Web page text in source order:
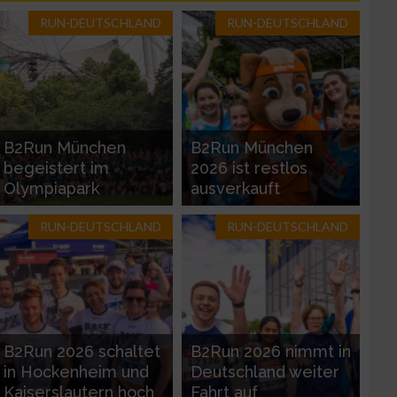
RUN-DEUTSCHLAND
B2Run München
begeistert im
Olympiapark
RUN-DEUTSCHLAND
B2Run München
2026 ist restlos
ausverkauft
RUN-DEUTSCHLAND
B2Run 2026 schaltet
in Hockenheim und
Kaiserslautern hoch
RUN-DEUTSCHLAND
B2Run 2026 nimmt in
Deutschland weiter
Fahrt auf